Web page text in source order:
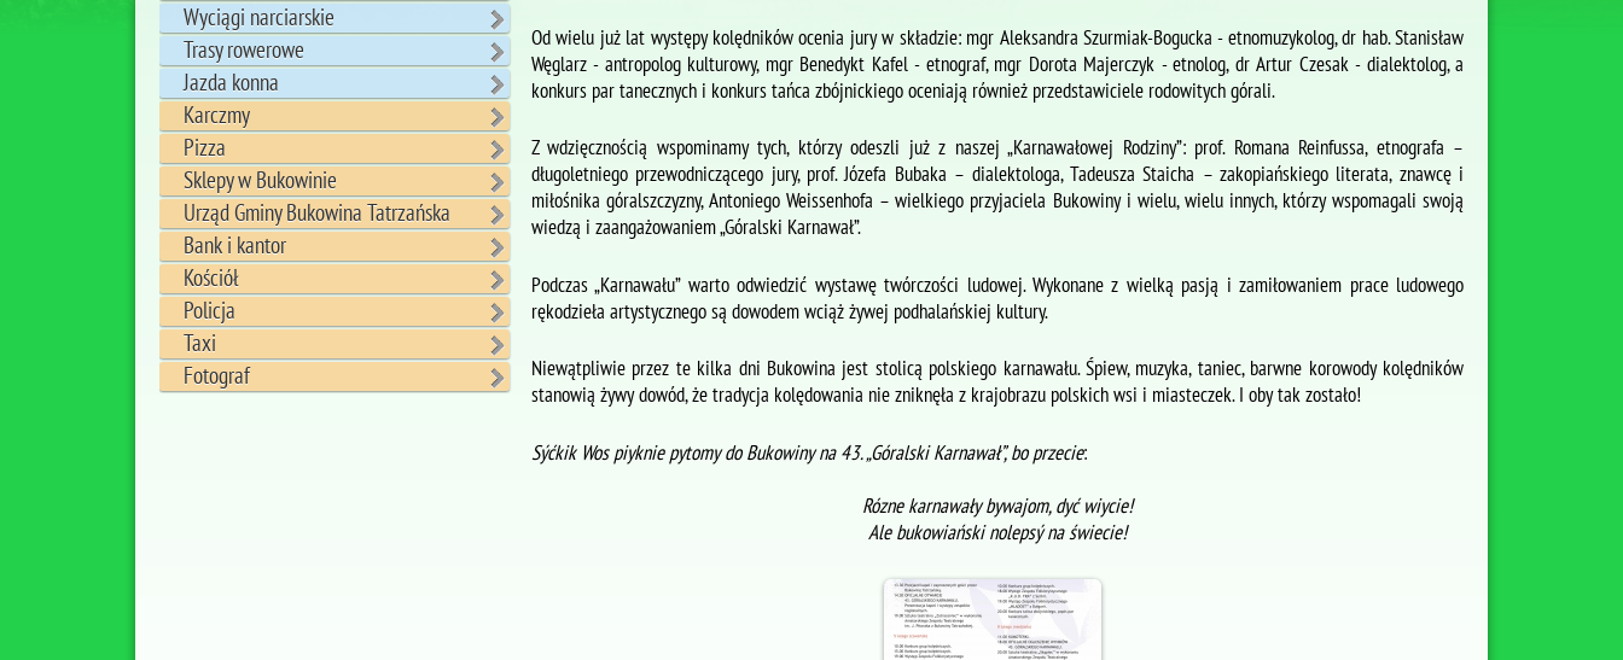
Wyciągi narciarskie
Trasy rowerowe
Jazda konna
Karczmy
Pizza
Sklepy w Bukowinie
Urząd Gminy Bukowina Tatrzańska
Bank i kantor
Kościół
Policja
Taxi
Fotograf
Od wielu już lat występy kolędników ocenia jury w składzie: mgr Aleksandra Szurmiak-Bogucka - etnomuzykolog, dr hab. Stanisław
Węglarz - antropolog kulturowy, mgr Benedykt Kafel - etnograf, mgr Dorota Majerczyk - etnolog, dr Artur Czesak - dialektolog, a
konkurs par tanecznych i konkurs tańca zbójnickiego oceniają również przedstawiciele rodowitych górali.
Z wdzięcznością wspominamy tych, którzy odeszli już z naszej „Karnawałowej Rodziny”: prof. Romana Reinfussa, etnografa –
długoletniego przewodniczącego jury, prof. Józefa Bubaka – dialektologa, Tadeusza Staicha – zakopiańskiego literata, znawcę i
miłośnika góralszczyzny, Antoniego Weissenhofa – wielkiego przyjaciela Bukowiny i wielu, wielu innych, którzy wspomagali swoją
wiedzą i zaangażowaniem „Góralski Karnawał”.
Podczas „Karnawału” warto odwiedzić wystawę twórczości ludowej. Wykonane z wielką pasją i zamiłowaniem prace ludowego
rękodzieła artystycznego są dowodem wciąż żywej podhalańskiej kultury.
Niewątpliwie przez te kilka dni Bukowina jest stolicą polskiego karnawału. Śpiew, muzyka, taniec, barwne korowody kolędników
stanowią żywy dowód, że tradycja kolędowania nie zniknęła z krajobrazu polskich wsi i miasteczek. I oby tak zostało!
Sýćkik Wos piyknie pytomy do Bukowiny na 43. „Góralski Karnawał”, bo przecie:
Rózne karnawały bywajom, dyć wiycie!
Ale bukowiański nolepsý na świecie!